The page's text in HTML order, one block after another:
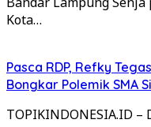
Kota…
Pasca RDP, Refky
Bongkar Polemik SMA
TOPIKINDONESIA.ID –